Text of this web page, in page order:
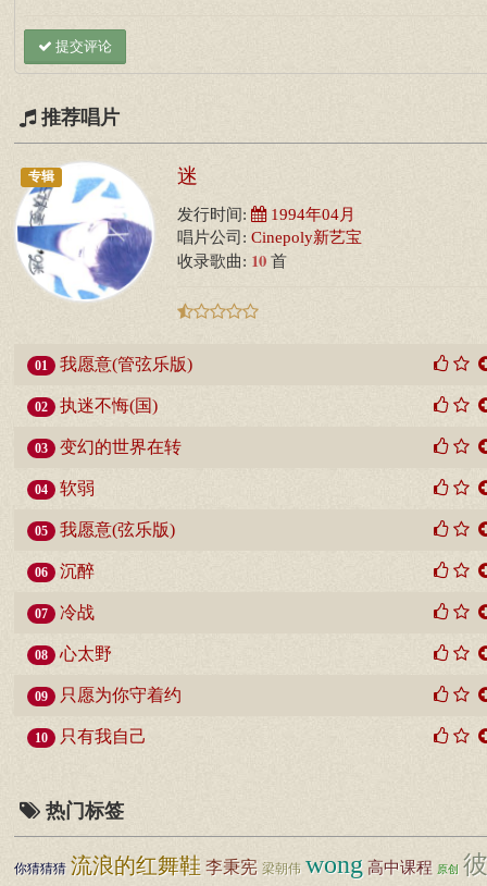
提交评论
推荐唱片
专辑 迷
发行时间: 1994年04月
唱片公司: Cinepoly新艺宝
收录歌曲: 10 首
01 我愿意(管弦乐版)
02 执迷不悔(国)
03 变幻的世界在转
04 软弱
05 我愿意(弦乐版)
06 沉醉
07 冷战
08 心太野
09 只愿为你守着约
10 只有我自己
热门标签
你猜猜猜 流浪的红舞鞋 李秉宪 梁朝伟 wong 高中课程 原创